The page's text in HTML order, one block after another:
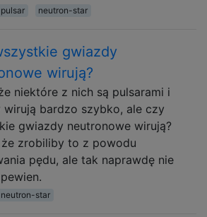
pulsar neutron-star
gwiazdy
wirują?
niektóre z nich są pulsarami i
wirują bardzo szybko, ale czy
gwiazdy neutronowe wirują?
że zrobiliby to z powodu
pędu, ale tak naprawdę nie
neutron-star